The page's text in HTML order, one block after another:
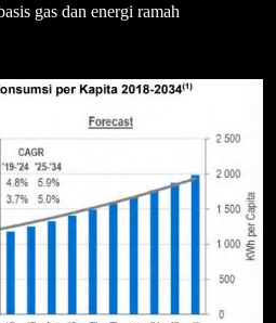
gas dan energi ramah